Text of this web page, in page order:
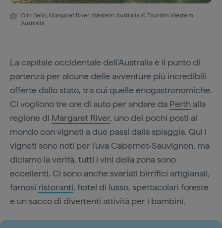
Olio Bello, Margaret River, Western Australia © Tourism Western
Australia
La capitale occidentale dell'Australia è il punto di
partenza per alcune delle avventure più incredibili
offerte dallo stato, tra cui quelle enogastronomiche.
Ci vogliono tre ore di auto per andare da Perth alla
regione di Margaret River, uno dei pochi posti al
mondo con vigneti a due passi dalla spiaggia. Qui i
vigneti sono noti per l'uva Cabernet-Sauvignon, ma
diciamo la verità, tutti i vini della zona sono
eccellenti. Ci sono anche svariati birrifici artigianali,
famosi ristoranti, hotel di lusso, spettacolari foreste
e un sacco di divertenti attività per i bambini.